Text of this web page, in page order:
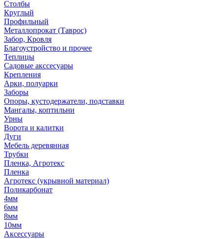
Столбы
Круглый
Профильный
Металлопрокат (Таврос)
Забор, Кровля
Благоустройство и прочее
Теплицы
Садовые акссесуары
Крепления
Арки, полуарки
Заборы
Опоры, кустодержатели, подставки
Мангалы, коптильни
Урны
Ворота и калитки
Дуги
Мебель деревянная
Трубки
Пленка, Агротекс
Пленка
Агротекс (укрывной материал)
Поликарбонат
4мм
6мм
8мм
10мм
Аксессуары